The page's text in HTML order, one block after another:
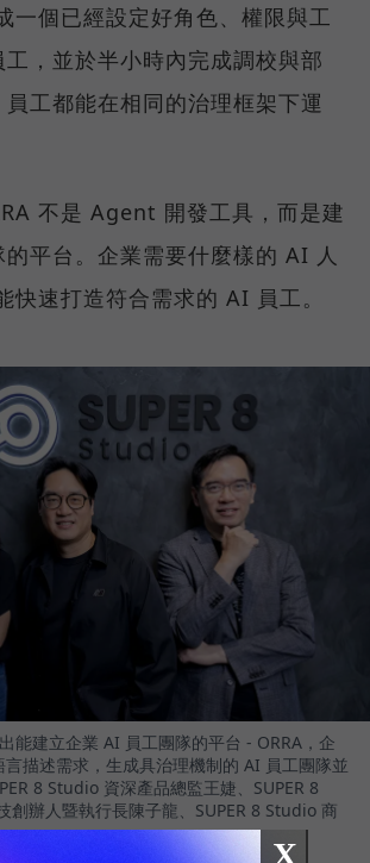
一個已經設定好角色、權限與工
，並於半小時內完成調校與部
工都能在相同的治理框架下運
不是 Agent 開發工具，而是建
平台。企業需要什麼樣的 AI 人
快速打造符合需求的 AI 員工。
能建立企業 AI 員工團隊的平台 - ORRA，企
描述需求，生成具治理機制的 AI 員工團隊並
8 Studio 資深產品總監王婕、SUPER 8
創辦人暨執行長陳子龍、SUPER 8 Studio 商
X